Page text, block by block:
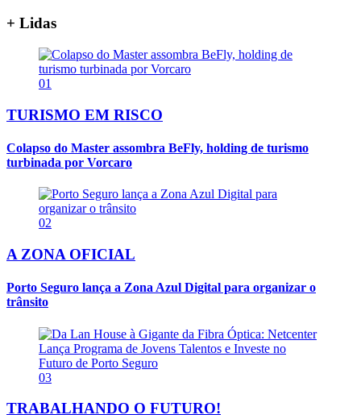
+ Lidas
01
TURISMO EM RISCO
Colapso do Master assombra BeFly, holding de turismo
turbinada por Vorcaro
02
A ZONA OFICIAL
Porto Seguro lança a Zona Azul Digital para organizar o
trânsito
03
TRABALHANDO O FUTURO!